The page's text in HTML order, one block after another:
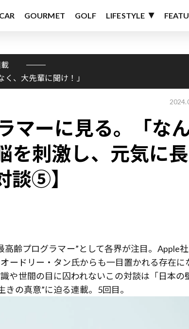
CAR GOURMET GOLF LIFESTYLE
、大先輩に聞け！」
マーに見る。「な
を刺激し、元気に長
談⑤】
齢プログラマー”として各界が注目。Apple
ードリー・タン氏からも一目置かれる存在に
や世間の目に囚われないこの対談は「日本の
きの真意”に迫る連載。5回目。